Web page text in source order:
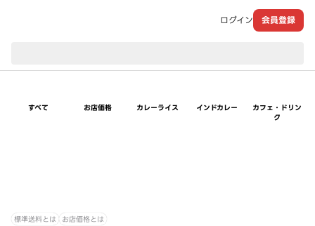
ログイン 会員登録
すべて お店価格 カレーライス インドカレー
カフェ・ドリン
ク
標準送料とは お店価格とは